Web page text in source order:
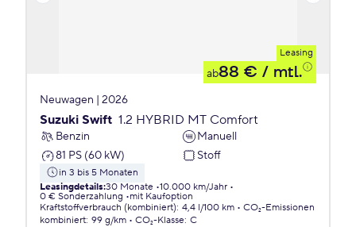
Leasing
ab88 € / mtl.
Neuwagen | 2026
Suzuki Swift 1.2 HYBRID MT Comfort
Benzin
Manuell
81 PS (60 kW)
Stoff
in 3 bis 5 Monaten
Leasingdetails:30 Monate 10.000 km/Jahr
0 € Sonderzahlung
mit Kaufoption
Kraftstoffverbrauch (kombiniert): 4,4 l/100 km
CO₂-Emissionen
kombiniert: 99 g/km CO₂-Klasse: C